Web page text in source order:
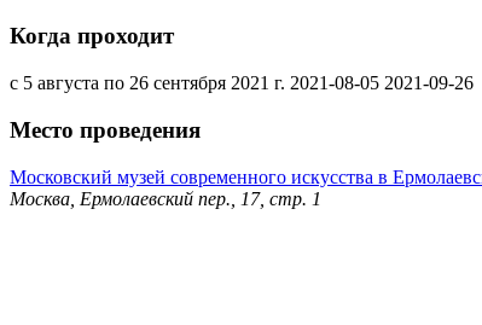
Когда проходит
с 5 августа по 26 сентября 2021 г. 2021-08-05 2021-09-26
Место проведения
Московский музей современного искусства в
Москва, Ермолаевский пер., 17, стр. 1